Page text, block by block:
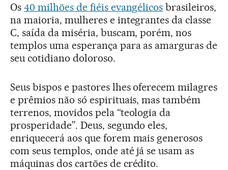
Os 40 milhões de fiéis evangélicos brasileiros,
na maioria, mulheres e integrantes da classe
C, saída da miséria, buscam, porém, nos
templos uma esperança para as amarguras de
seu cotidiano doloroso.
Seus bispos e pastores lhes oferecem milagres
e prêmios não só espirituais, mas também
terrenos, movidos pela “teologia da
prosperidade”. Deus, segundo eles,
enriquecerá aos que forem mais generosos
com seus templos, onde até já se usam as
máquinas dos cartões de crédito.